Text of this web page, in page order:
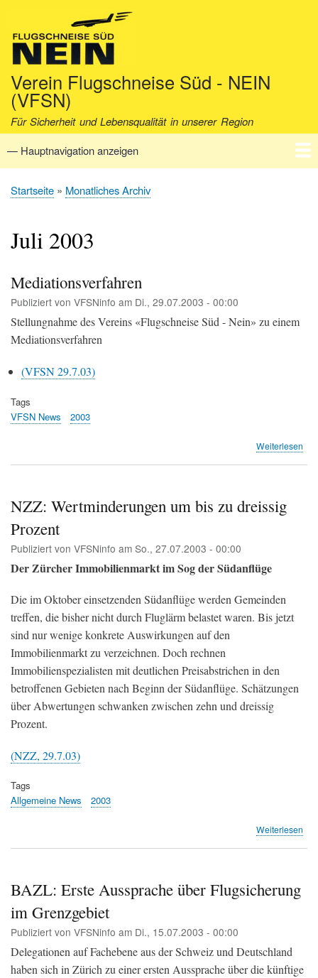
Verein Flugschneise Süd - NEIN
(VFSN)
Für Sicherheit und Lebensqualität in unserer Region
Hauptnavigation
— Hauptnavigation anzeigen
Startseite
Verein
Aktuell
Fakten
Archiv
Kontakt
Pfadnavigation
Startseite Monatliches Archiv
Juli 2003
Mediationsverfahren
Publiziert von VFSNinfo am Di., 29.07.2003 - 00:00
Stellungnahme des Vereins «Flugschneise Süd - Nein» zu einem
Mediationsverfahren
(VFSN 29.7.03)
Tags
VFSN News
2003
Weiterlesen
NZZ: Wertminderungen um bis zu dreissig
Prozent
Publiziert von VFSNinfo am So., 27.07.2003 - 00:00
Der Zürcher Immobilienmarkt im Sog der Südanflüge
Die im Oktober einsetzenden Südanflüge werden Gemeinden
treffen, die bisher nicht durch Fluglärm belastet waren. Bis jetzt
sind nur wenige konkrete Auswirkungen auf den
Immobilienmarkt zu verzeichnen. Doch rechnen
Immobilienspezialisten mit deutlichen Preisabstrichen in den
betroffenen Gebieten nach Beginn der Südanflüge. Schätzungen
über Abwertungen schwanken zwischen zehn und dreissig
Prozent.
(NZZ, 29.7.03)
Tags
Allgemeine News
2003
Weiterlesen
BAZL: Erste Aussprache über Flugsicherung
im Grenzgebiet
Publiziert von VFSNinfo am Di., 15.07.2003 - 00:00
Delegationen auf Fachebene aus der Schweiz und Deutschland
haben sich in Zürich zu einer ersten Aussprache über die künftige